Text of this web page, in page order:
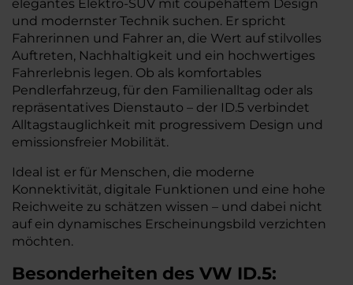
elegantes Elektro-SUV mit coupéhaftem Design
und modernster Technik suchen. Er spricht
Fahrerinnen und Fahrer an, die Wert auf stilvolles
Auftreten, Nachhaltigkeit und ein hochwertiges
Fahrerlebnis legen. Ob als komfortables
Pendlerfahrzeug, für den Familienalltag oder als
repräsentatives Dienstauto – der ID.5 verbindet
Alltagstauglichkeit mit progressivem Design und
emissionsfreier Mobilität.
Ideal ist er für Menschen, die moderne
Konnektivität, digitale Funktionen und eine hohe
Reichweite zu schätzen wissen – und dabei nicht
auf ein dynamisches Erscheinungsbild verzichten
möchten.
Besonderheiten des VW ID.5: